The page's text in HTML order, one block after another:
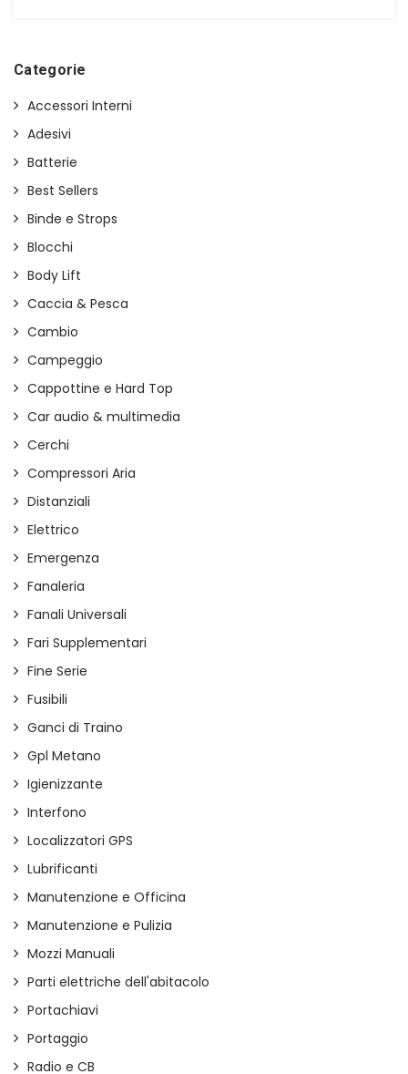
€42,00.
Categorie
Accessori Interni
Adesivi
Batterie
Best Sellers
Binde e Strops
Blocchi
Body Lift
Caccia & Pesca
Cambio
Campeggio
Cappottine e Hard Top
Car audio & multimedia
Cerchi
Compressori Aria
Distanziali
Elettrico
Emergenza
Fanaleria
Fanali Universali
Fari Supplementari
Fine Serie
Fusibili
Ganci di Traino
Gpl Metano
Igienizzante
Interfono
Localizzatori GPS
Lubrificanti
Manutenzione e Officina
Manutenzione e Pulizia
Mozzi Manuali
Parti elettriche dell'abitacolo
Portachiavi
Portaggio
Radio e CB